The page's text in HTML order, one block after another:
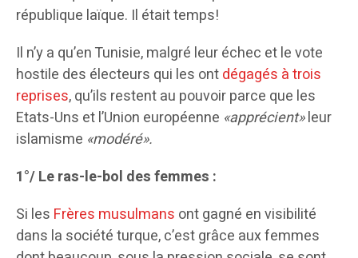
république laïque. Il était temps!
Il n’y a qu’en Tunisie, malgré leur échec et le vote
hostile des électeurs qui les ontdégagés à trois
reprises, qu’ils restent au pouvoir parce que les
Etats-Uns et l’Union européenne «apprécient»leur
islamisme «modéré».
1°/ Le ras-le-bol des femmes :
Si les Frères musulmans ont gagné en visibilité
dans la société turque, c’est grâce aux femmes